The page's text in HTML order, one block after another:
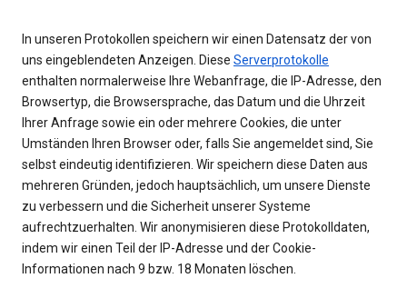
In unseren Protokollen speichern wir einen Datensatz der von
uns eingeblendeten Anzeigen. Diese Serverprotokolle
enthalten normalerweise Ihre Webanfrage, die IP-Adresse, den
Browsertyp, die Browsersprache, das Datum und die Uhrzeit
Ihrer Anfrage sowie ein oder mehrere Cookies, die unter
Umständen Ihren Browser oder, falls Sie angemeldet sind, Sie
selbst eindeutig identifizieren. Wir speichern diese Daten aus
mehreren Gründen, jedoch hauptsächlich, um unsere Dienste
zu verbessern und die Sicherheit unserer Systeme
aufrechtzuerhalten. Wir anonymisieren diese Protokolldaten,
indem wir einen Teil der IP-Adresse und der Cookie-
Informationen nach 9 bzw. 18 Monaten löschen.